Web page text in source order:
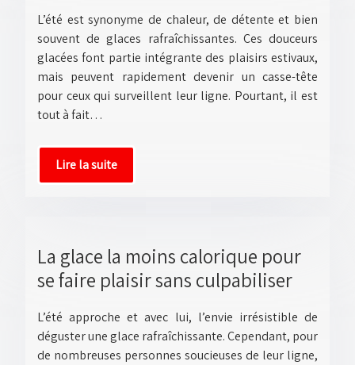
L’été est synonyme de chaleur, de détente et bien
souvent de glaces rafraîchissantes. Ces douceurs
glacées font partie intégrante des plaisirs estivaux,
mais peuvent rapidement devenir un casse-tête
pour ceux qui surveillent leur ligne. Pourtant, il est
tout à fait…
Lire la suite
La glace la moins calorique pour
se faire plaisir sans culpabiliser
L’été approche et avec lui, l’envie irrésistible de
déguster une glace rafraîchissante. Cependant, pour
de nombreuses personnes soucieuses de leur ligne,